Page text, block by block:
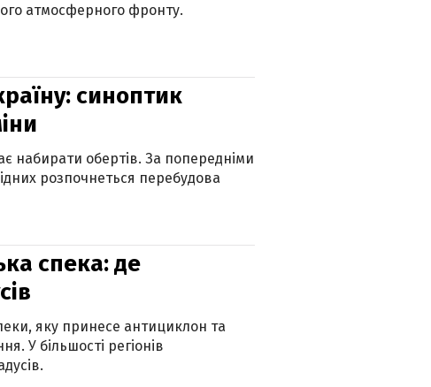
атмосферного фронту.
синоптик
набирати обертів. За попередніми
розпочнеться перебудова
спека: де
яку принесе антициклон та
У більшості регіонів